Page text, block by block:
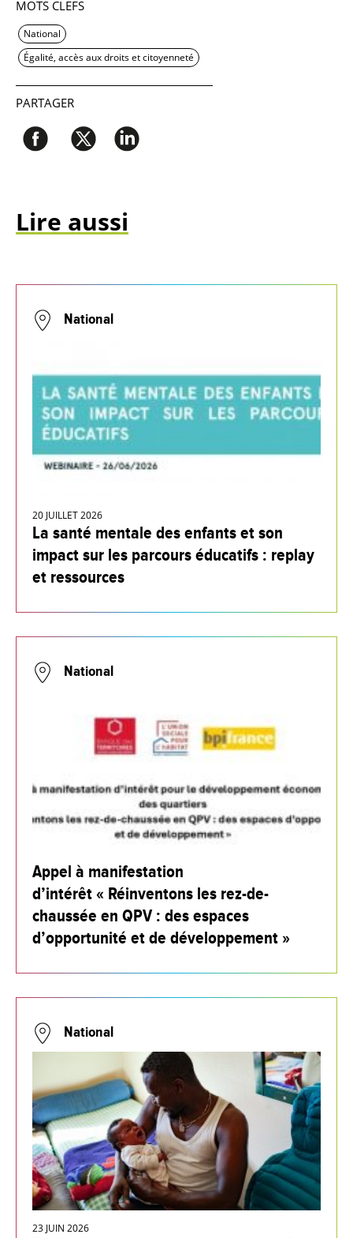
MOTS CLEFS
National
Égalité, accès aux droits et citoyenneté
PARTAGER
Lire aussi
National
20 JUILLET 2026
La santé mentale des enfants et son
impact sur les parcours éducatifs : replay
et ressources
National
Appel à manifestation
d’intérêt « Réinventons les rez-de-
chaussée en QPV : des espaces
d’opportunité et de développement »
National
23 JUIN 2026